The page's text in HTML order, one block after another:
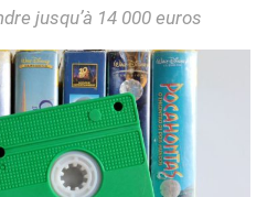
jusqu’à 14 000 euros